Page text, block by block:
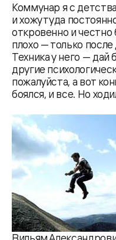
Коммунар я с
и хожу туда
откровенно и честно
плохо — только после
Техника у него — дай
другие
пожалуйста, а вот
боялся, и все. Но